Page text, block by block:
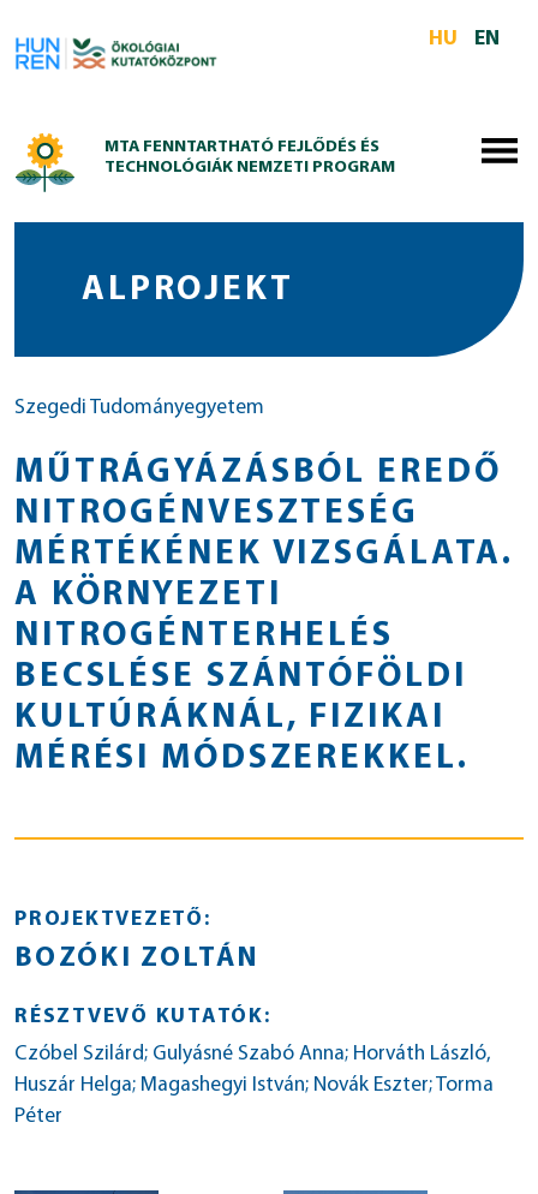
HU
EN
MTA FENNTARTHATÓ FEJLŐDÉS ÉS
TECHNOLÓGIÁK NEMZETI PROGRAM
ALPROJEKT
Szegedi Tudományegyetem
MŰTRÁGYÁZÁSBÓL EREDŐ
NITROGÉNVESZTESÉG
MÉRTÉKÉNEK VIZSGÁLATA.
A KÖRNYEZETI
NITROGÉNTERHELÉS
BECSLÉSE SZÁNTÓFÖLDI
KULTÚRÁKNÁL, FIZIKAI
MÉRÉSI MÓDSZEREKKEL.
PROJEKTVEZETŐ:
BOZÓKI ZOLTÁN
RÉSZTVEVŐ KUTATÓK:
Czóbel Szilárd; Gulyásné Szabó Anna; Horváth László,
Huszár Helga; Magashegyi István; Novák Eszter; Torma
Péter